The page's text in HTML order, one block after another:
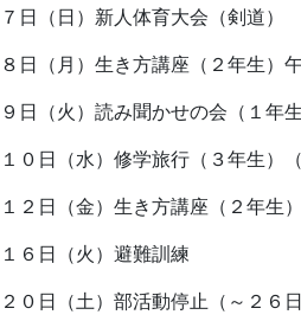
７日（日）新人体育大会（剣道）
８日（月）生き方講座（２年生）
９日（火）読み聞かせの会（１年生
１０日（水）修学旅行（３年生）
１２日（金）生き方講座（２年生
１６日（火）避難訓練
２０日（土）部活動停止（～２６日